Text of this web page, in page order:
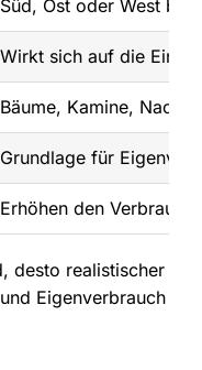
Süd, Ost oder West
Wirkt sich auf die
Bäume, Kamine,
Grundlage für
Erhöhen den
desto realistischer
Eigenverbrauch